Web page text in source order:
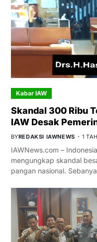
Kabar IAW
Skandal 300 Ribu
IAW Desak
BYREDAKSI IAWNEWS 1
IAWNews.com –
mengungkap skandal
pangan nasional.